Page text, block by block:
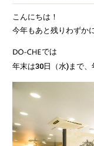
こんにちは！
今年もあと残りわずか
では
年末は30日（水)まで